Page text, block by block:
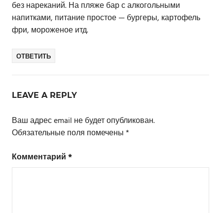
без нареканий. На пляже бар с алкогольными
напитками, питание простое — бургеры, картофель
фри, мороженое итд.
ОТВЕТИТЬ
LEAVE A REPLY
Ваш адрес email не будет опубликован.
Обязательные поля помечены*
Комментарий*